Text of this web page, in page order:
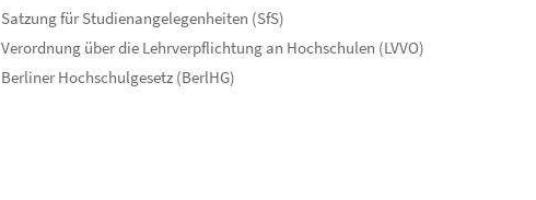
Satzung für Studienangelegenheiten (SfS)
Verordnung über die Lehrverpflichtung an Hochschulen (LVVO)
Berliner Hochschulgesetz (BerlHG)